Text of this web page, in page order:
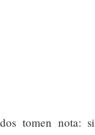
tomen nota: